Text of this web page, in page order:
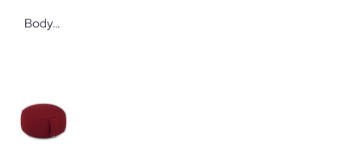
Bodynova Gymnastikmatte 185 x 60 x 1,5 cm